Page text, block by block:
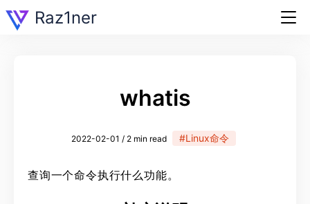
Raz1ner
whatis
2022-02-01 / 2 min read #Linux命令
查询一个命令执行什么功能。